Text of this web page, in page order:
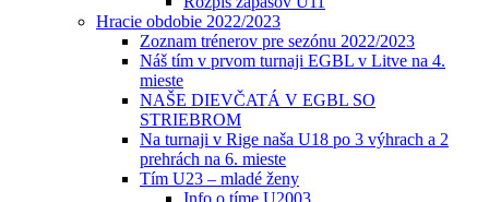
Hracie obdobie 2022/2023
Zoznam trénerov pre sezónu 2022/2023
Náš tím v prvom turnaji EGBL v Litve na 4.
mieste
NAŠE DIEVČATÁ V EGBL SO
STRIEBROM
Na turnaji v Rige naša U18 po 3 výhrach a 2
prehrách na 6. mieste
Tím U23 – mladé ženy
Info o tíme U2003